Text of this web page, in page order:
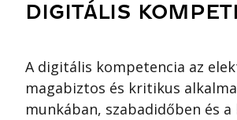
DIGITÁLIS
A digitális kompetencia az
magabiztos és kritikus
munkában, szabadidőben és